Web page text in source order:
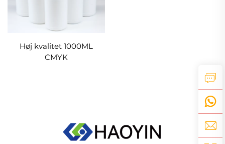
Høj kvalitet 1000ML
CMYK